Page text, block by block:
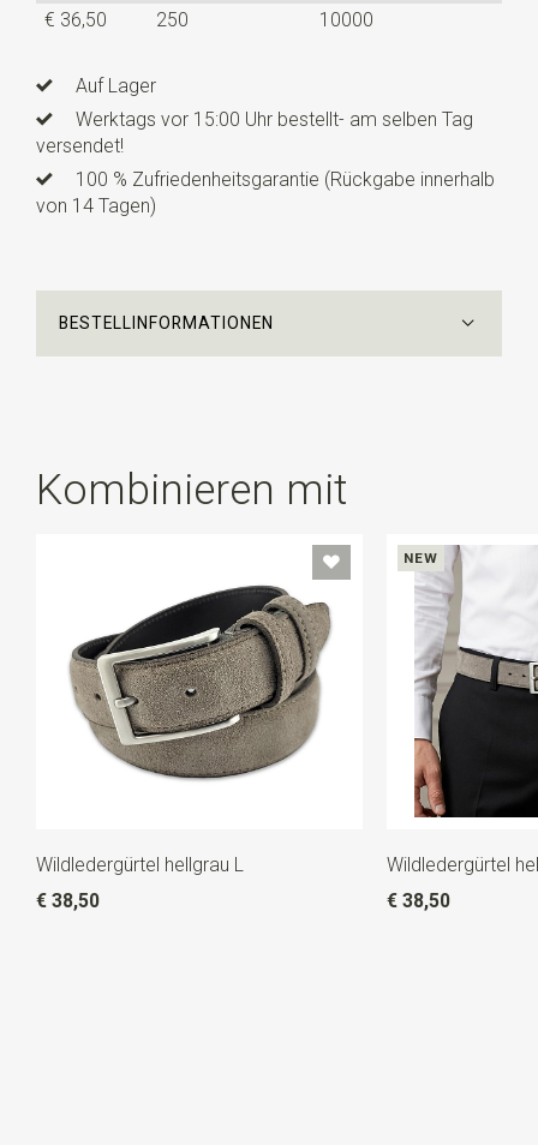
€ 36,50
250 10000
Auf Lager
Werktags vor 15:00 Uhr bestellt- am selben Tag
versendet!
100 % Zufriedenheitsgarantie (Rückgabe innerhalb
von 14 Tagen)
BESTELLINFORMATIONEN
Kombinieren mit
Wildledergürtel hellgrau L
€ 38,50
NEW
Wildledergürtel
€ 38,50